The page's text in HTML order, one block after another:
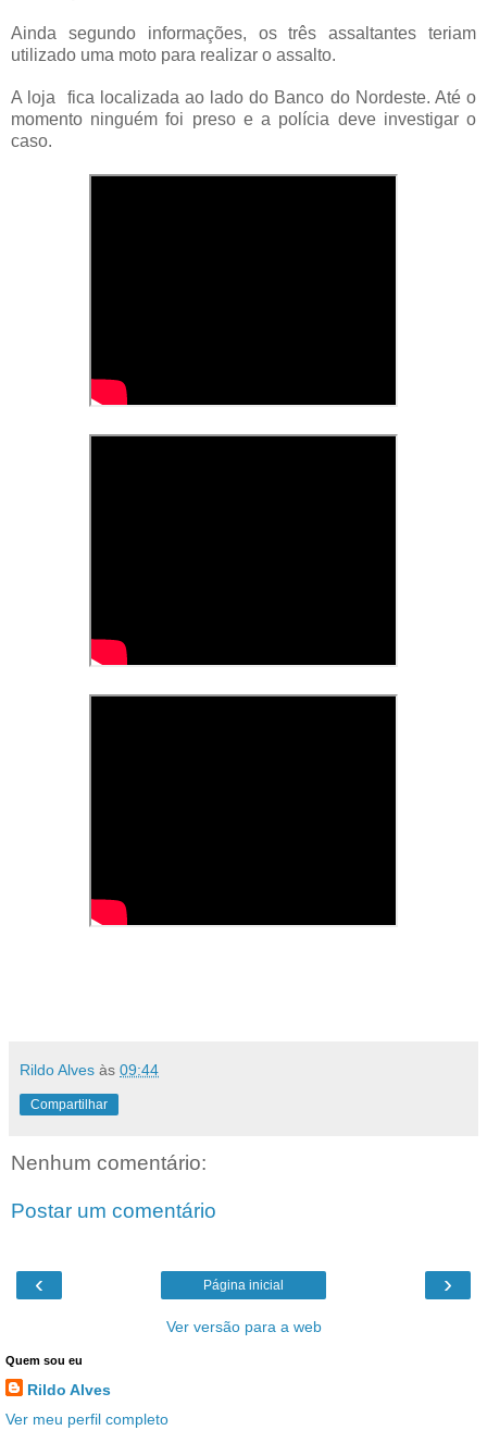
Ainda segundo informações, os três assaltantes teriam
utilizado uma moto para realizar o assalto.
A loja fica localizada ao lado do Banco do Nordeste. Até o
momento ninguém foi preso e a polícia deve investigar o
caso.
Rildo Alves às 09:44
Compartilhar
Nenhum comentário:
Postar um comentário
‹ ›
Página inicial
Ver versão para a web
Quem sou eu
Rildo Alves
Ver meu perfil completo